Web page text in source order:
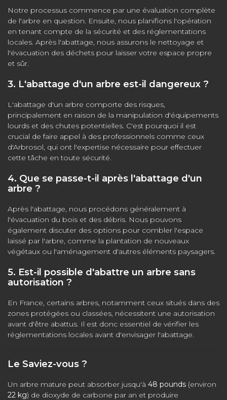
Notre processus commence par une évaluation complète
de l'arbre en question. Ensuite, nous planifions l'opération
en tenant compte de la sécurité et des réglementations
locales. Après l'abattage, nous assurons le nettoyage et
l'évacuation des déchets pour laisser votre espace propre
et sûr.
3. L'abattage d'un arbre est-il dangereux ?
L'abattage d'un arbre comporte des risques,
principalement en raison de la manipulation d'équipements
lourds et des chutes potentielles. C'est pourquoi il est
crucial de faire appel à des professionnels comme ceux
d'Arbrosol, qui ont l'expertise nécessaire pour effectuer
cette tâche en toute sécurité.
4. Que se passe-t-il après l'abattage d'un
arbre ?
Après l'abattage, nous procédons généralement à
l'évacuation du bois et des débris. Nous pouvons
également discuter des options pour combler l'espace
laissé par l'arbre, comme la plantation de nouveaux
végétaux ou l'aménagement d'autres éléments paysagers.
5. Est-il possible d'abattre un arbre sans
autorisation ?
En France, certains arbres, notamment ceux situés dans des
zones protégées ou classées, nécessitent une autorisation
avant d'être abattus. Il est donc essentiel de vérifier les
réglementations locales avant d'envisager l'abattage.
Le Saviez-vous ?
Un arbre mature peut absorber jusqu'à 48 pounds (environ
22 kg) de dioxyde de carbone par an et produire